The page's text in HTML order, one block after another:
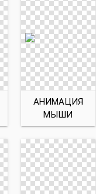
АНИМАЦИЯ
МЫШИ